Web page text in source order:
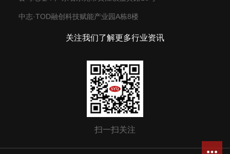
中志·TOD融创科技赋能产业园A栋8楼
关注我们了解更多行业资讯
扫一扫关注